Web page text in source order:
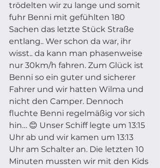
trödelten wir zu lange und somit
fuhr Benni mit gefühlten 180
Sachen das letzte Stück Straße
entlang.. Wer schon da war, ihr
wisst.. da kann man phasenweise
nur 30km/h fahren. Zum Glück ist
Benni so ein guter und sicherer
Fahrer und wir hatten Wilma und
nicht den Camper. Dennoch
fluchte Benni regelmäßig vor sich
hin… 😊 Unser Schiff legte um 13:15
Uhr ab und wir kamen um 13:13
Uhr am Schalter an. Die letzten 10
Minuten mussten wir mit den Kids